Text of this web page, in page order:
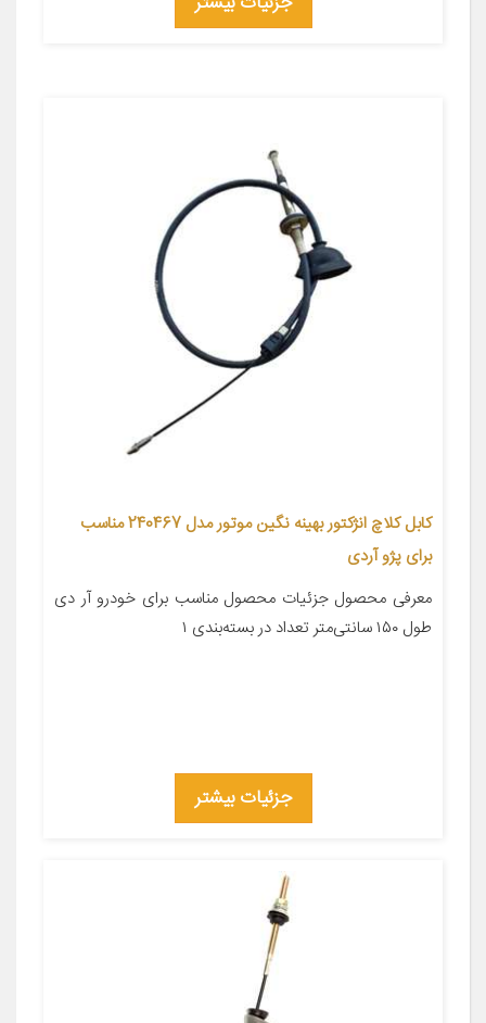
کابل کلاچ انژکتور بهینه نگین موتور مدل 240467 مناسب
برای پژو آردی
معرفی محصول جزئیات محصول مناسب برای خودرو آر دی
طول ۱۵۰ سانتی‌متر تعداد در بسته‌بندی ۱
جزئیات بیشتر